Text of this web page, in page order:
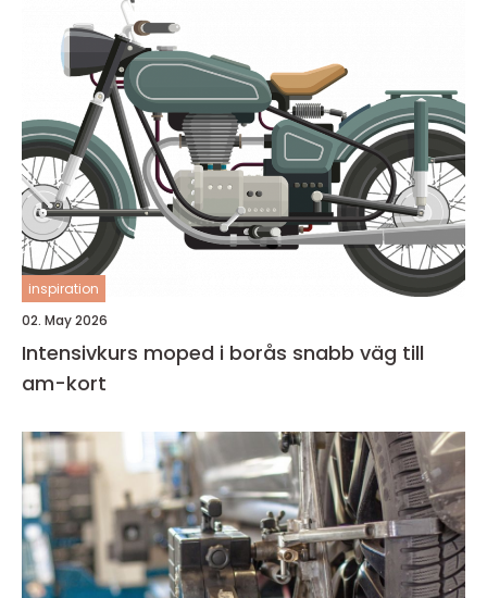
inspiration
02. May 2026
Intensivkurs moped i borås snabb väg till
am-kort